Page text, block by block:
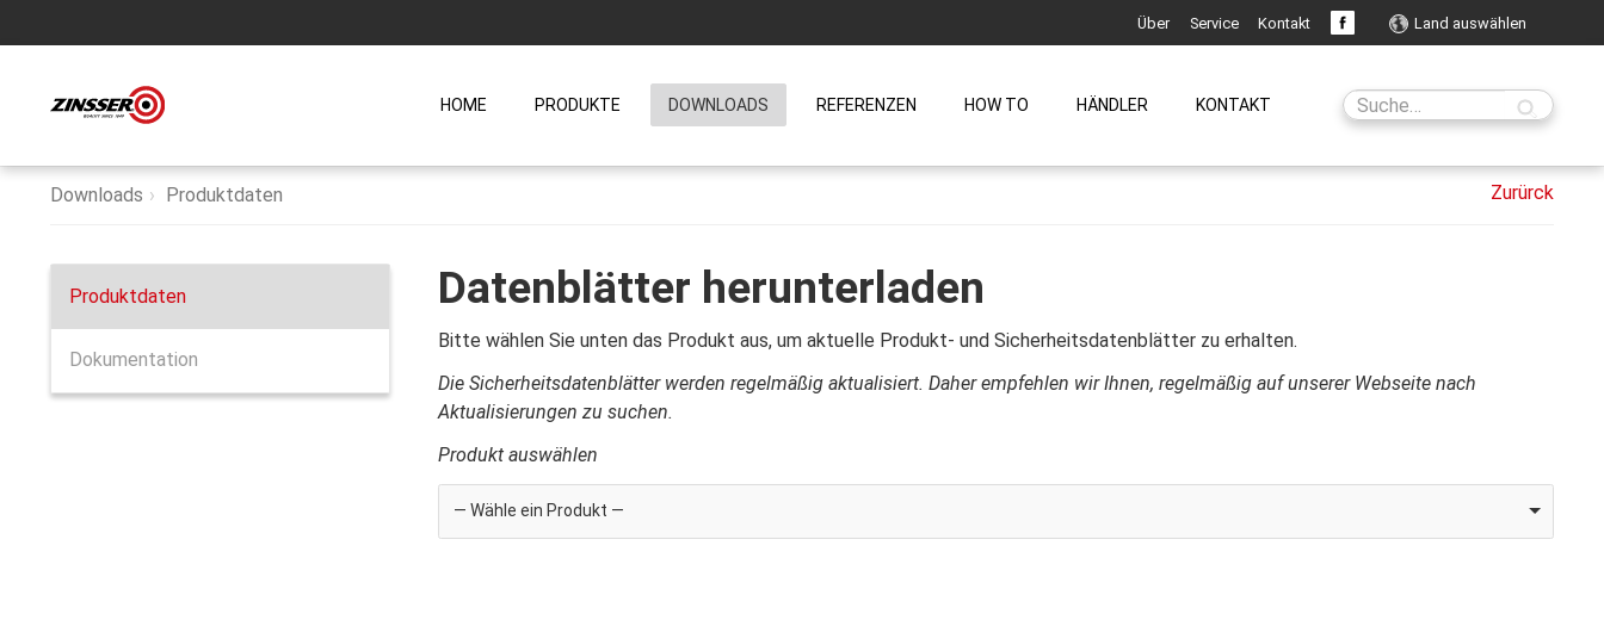
Land auswählen
Über Service Kontakt
HOME PRODUKTE DOWNLOADS REFERENZEN HOW TO HÄNDLER KONTAKT
Downloads Produktdaten
Datenblätter herunterladen
Bitte wählen Sie unten das Produkt aus, um aktuelle Produkt- und Sicherheitsdatenblätter zu erhalten.
Die Sicherheitsdatenblätter werden regelmäßig aktualisiert. Daher empfehlen wir Ihnen, regelmäßig auf unserer Webseite nach
Aktualisierungen zu suchen.
Produkt auswählen
— Wähle ein Produkt —
Produktdaten
Dokumentation